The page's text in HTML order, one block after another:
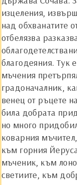
изцеления,
над обхванатите
отбелязва
благодеяния. Тук
мъчения
градоначалник,
венец от ръцете
била добрата
но много
коварния
към горния Й
мъченик, към
светиите, към